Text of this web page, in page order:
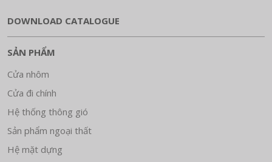
DOWNLOAD CATALOGUE
SẢN PHẨM
Cửa nhôm
Cửa đi chính
Hệ thống thông gió
Sản phẩm ngoại thất
Hệ mặt dựng